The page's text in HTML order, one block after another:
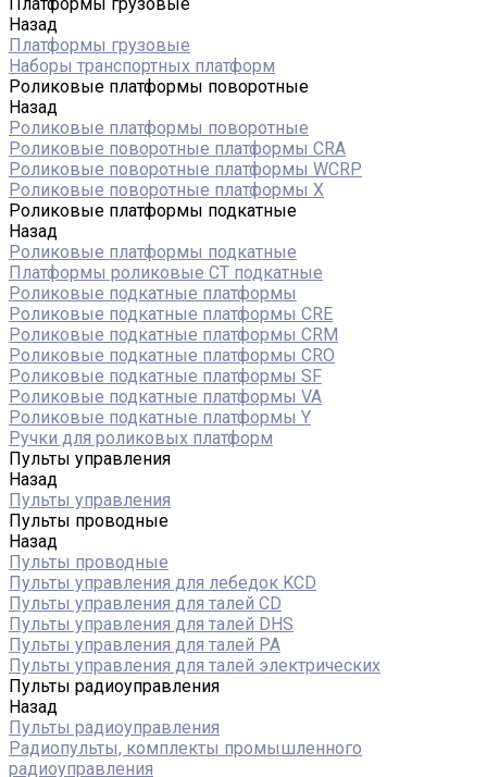
Назад
Платформы грузовые
Наборы транспортных платформ
Роликовые платформы поворотные
Назад
Роликовые платформы поворотные
Роликовые поворотные платформы CRA
Роликовые поворотные платформы WCRP
Роликовые поворотные платформы X
Роликовые платформы подкатные
Назад
Роликовые платформы подкатные
Платформы роликовые СТ подкатные
Роликовые подкатные платформы
Роликовые подкатные платформы CRE
Роликовые подкатные платформы CRM
Роликовые подкатные платформы CRO
Роликовые подкатные платформы SF
Роликовые подкатные платформы VA
Роликовые подкатные платформы Y
Ручки для роликовых платформ
Пульты управления
Назад
Пульты управления
Пульты проводные
Назад
Пульты проводные
Пульты управления для лебедок KCD
Пульты управления для талей CD
Пульты управления для талей DHS
Пульты управления для талей РА
Пульты управления для талей электрических
Пульты радиоуправления
Назад
Пульты радиоуправления
Радиопульты, комплекты промышленного
радиоуправления